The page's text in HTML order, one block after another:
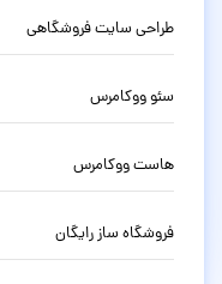
طراحی سایت فروشگاهی
سئو ووکامرس
هاست ووکامرس
فروشگاه ساز رایگان